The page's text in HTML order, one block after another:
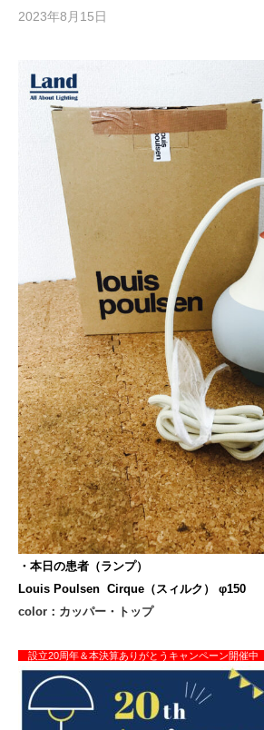
2023年8月15日
・本日の患者（ランプ）
Louis Poulsen Cirque（スィルク） φ150
color：カッパー・トップ
設立20周年＆本決算ありがとうキャンペーン開催中